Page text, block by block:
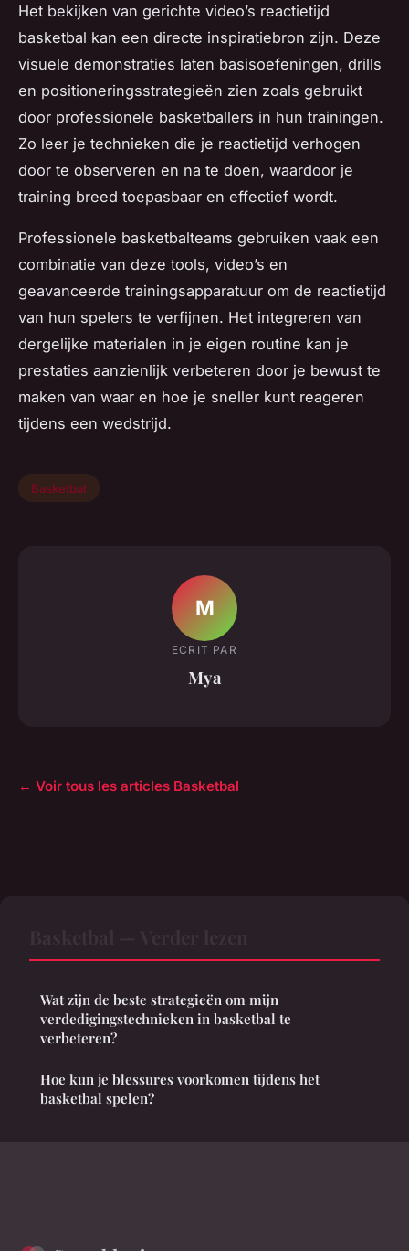
Het bekijken van gerichte video’s reactietijd
basketbal kan een directe inspiratiebron zijn. Deze
visuele demonstraties laten basisoefeningen, drills
en positioneringsstrategieën zien zoals gebruikt
door professionele basketballers in hun trainingen.
Zo leer je technieken die je reactietijd verhogen
door te observeren en na te doen, waardoor je
training breed toepasbaar en effectief wordt.
Professionele basketbalteams gebruiken vaak een
combinatie van deze tools, video’s en
geavanceerde trainingsapparatuur om de reactietijd
van hun spelers te verfijnen. Het integreren van
dergelijke materialen in je eigen routine kan je
prestaties aanzienlijk verbeteren door je bewust te
maken van waar en hoe je sneller kunt reageren
tijdens een wedstrijd.
Basketbal
M
ECRIT PAR
Mya
← Voir tous les articles Basketbal
Wat zijn de beste strategieën om mijn
verdedigingstechnieken in basketbal te
verbeteren?
Hoe kun je blessures voorkomen tijdens het
basketbal spelen?